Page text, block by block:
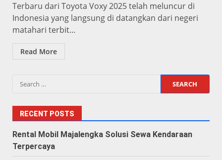
Terbaru dari Toyota Voxy 2025 telah meluncur di
Indonesia yang langsung di datangkan dari negeri
matahari terbit...
Read More
Search
RECENT POSTS
Rental Mobil Majalengka Solusi Sewa Kendaraan
Terpercaya